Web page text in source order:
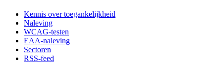
Kennis over toegankelijkheid
Naleving
WCAG-testen
EAA-naleving
Sectoren
RSS-feed